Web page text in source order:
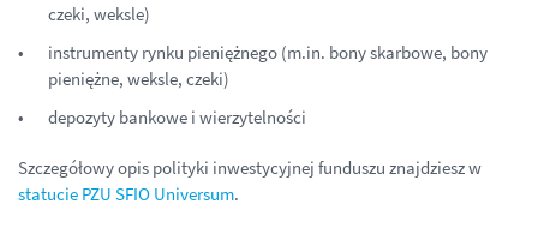
czeki, weksle)
instrumenty rynku pieniężnego (m.in. bony skarbowe, bony
pieniężne, weksle, czeki)
depozyty bankowe i wierzytelności
Szczegółowy opis polityki inwestycyjnej funduszu znajdziesz w
statucie PZU SFIO Universum.